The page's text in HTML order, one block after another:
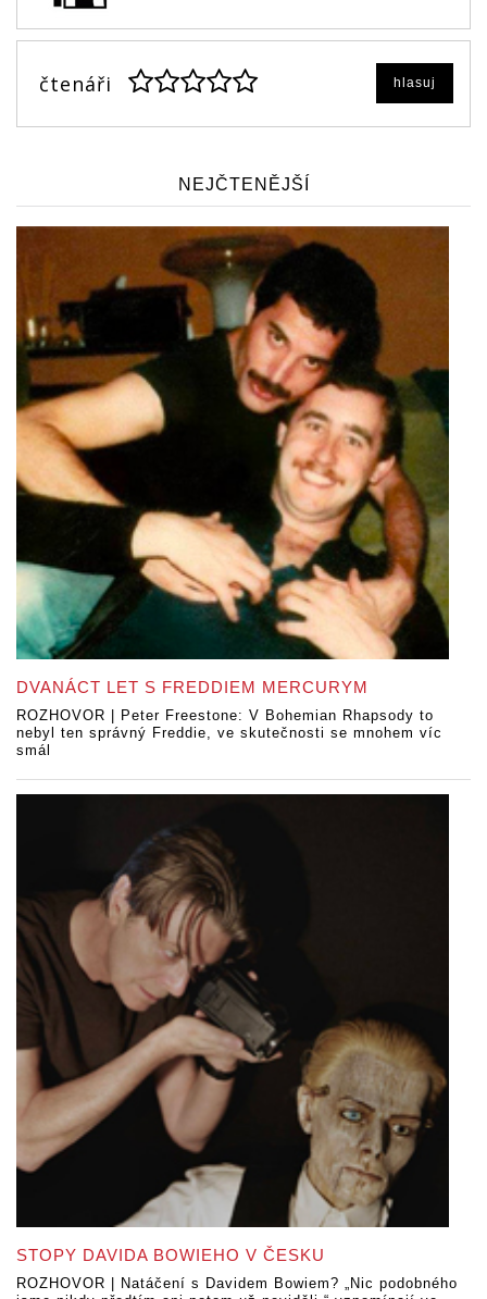
čtenáři hlasuj
NEJČTENĚJŠÍ
DVANÁCT LET S FREDDIEM MERCURYM
ROZHOVOR | Peter Freestone: V Bohemian Rhapsody to
nebyl ten správný Freddie, ve skutečnosti se mnohem víc
smál
STOPY DAVIDA BOWIEHO V ČESKU
ROZHOVOR | Natáčení s Davidem Bowiem? „Nic podobného